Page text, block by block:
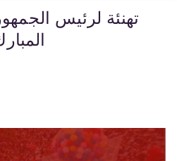
تهنئة لرئيس